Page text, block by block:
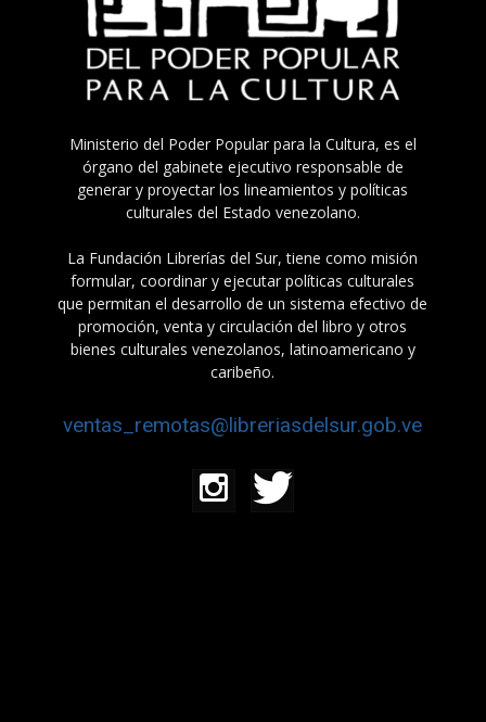
Ministerio del Poder Popular para la Cultura, es el
órgano del gabinete ejecutivo responsable de
generar y proyectar los lineamientos y políticas
culturales del Estado venezolano.
La Fundación Librerías del Sur, tiene como misión
formular, coordinar y ejecutar políticas culturales
que permitan el desarrollo de un sistema efectivo de
promoción, venta y circulación del libro y otros
bienes culturales venezolanos, latinoamericano y
caribeño.
ventas_remotas@libreriasdelsur.gob.ve